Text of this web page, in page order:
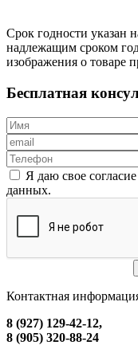
Срок годности указан
надлежащим сроком
изображения о товаре
Бесплатная
Я даю свое
данных.
Контактная
8 (927) 129-42-12,
8 (905) 320-88-24